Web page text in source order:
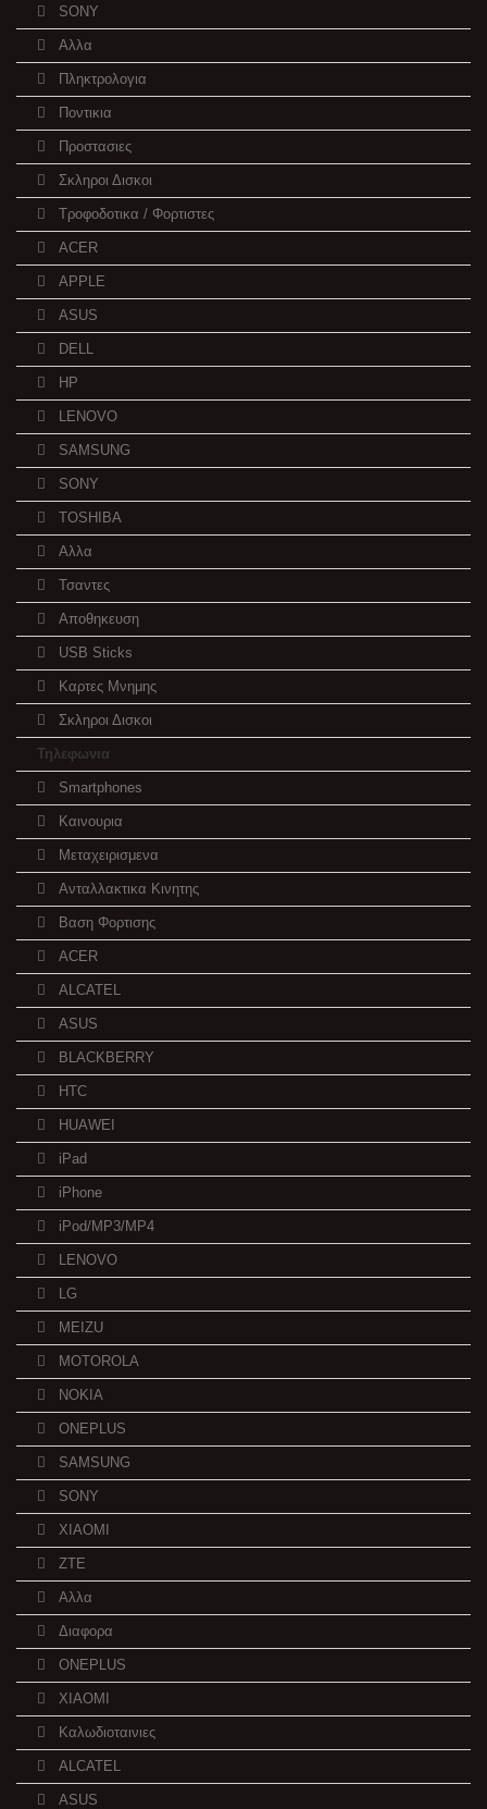
SONY
Αλλα
Πληκτρολογια
Ποντικια
Προστασιες
Σκληροι Δισκοι
Τροφοδοτικα / Φορτιστες
ACER
APPLE
ASUS
DELL
HP
LENOVO
SAMSUNG
SONY
TOSHIBA
Αλλα
Τσαντες
Αποθηκευση
USB Sticks
Καρτες Μνημης
Σκληροι Δισκοι
Τηλεφωνια
Smartphones
Καινουρια
Μεταχειρισμενα
Ανταλλακτικα Κινητης
Βαση Φορτισης
ACER
ALCATEL
ASUS
BLACKBERRY
HTC
HUAWEI
iPad
iPhone
iPod/MP3/MP4
LENOVO
LG
MEIZU
MOTOROLA
NOKIA
ONEPLUS
SAMSUNG
SONY
XIAOMI
ZTE
Αλλα
Διαφορα
ONEPLUS
XIAOMI
Καλωδιοταινιες
ALCATEL
ASUS